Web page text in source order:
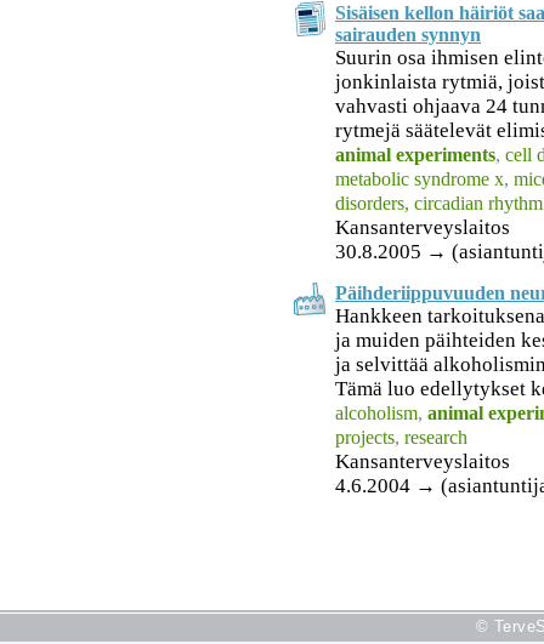
Sisäisen kellon häiriöt
sairauden synnyn
Suurin osa ihmisen
jonkinlaista rytmiä,
vahvasti ohjaava 24
rytmejä säätelevät
animal experiments, cell
metabolic syndrome x,
disorders, circadian rhythm
Kansanterveyslaitos
30.8.2005 →
Päihderiippuvuuden
Hankkeen
ja muiden päihteiden
ja selvittää
Tämä luo edellytykset
alcoholism, animal
projects, research
Kansanterveyslaitos
4.6.2004 →
©